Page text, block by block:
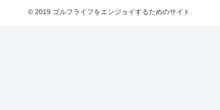
© 2019 ゴルフライフをエンジョイするためのサイト.